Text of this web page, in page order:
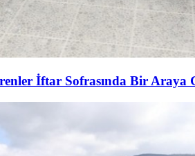
İftar Sofrasında Bir Araya